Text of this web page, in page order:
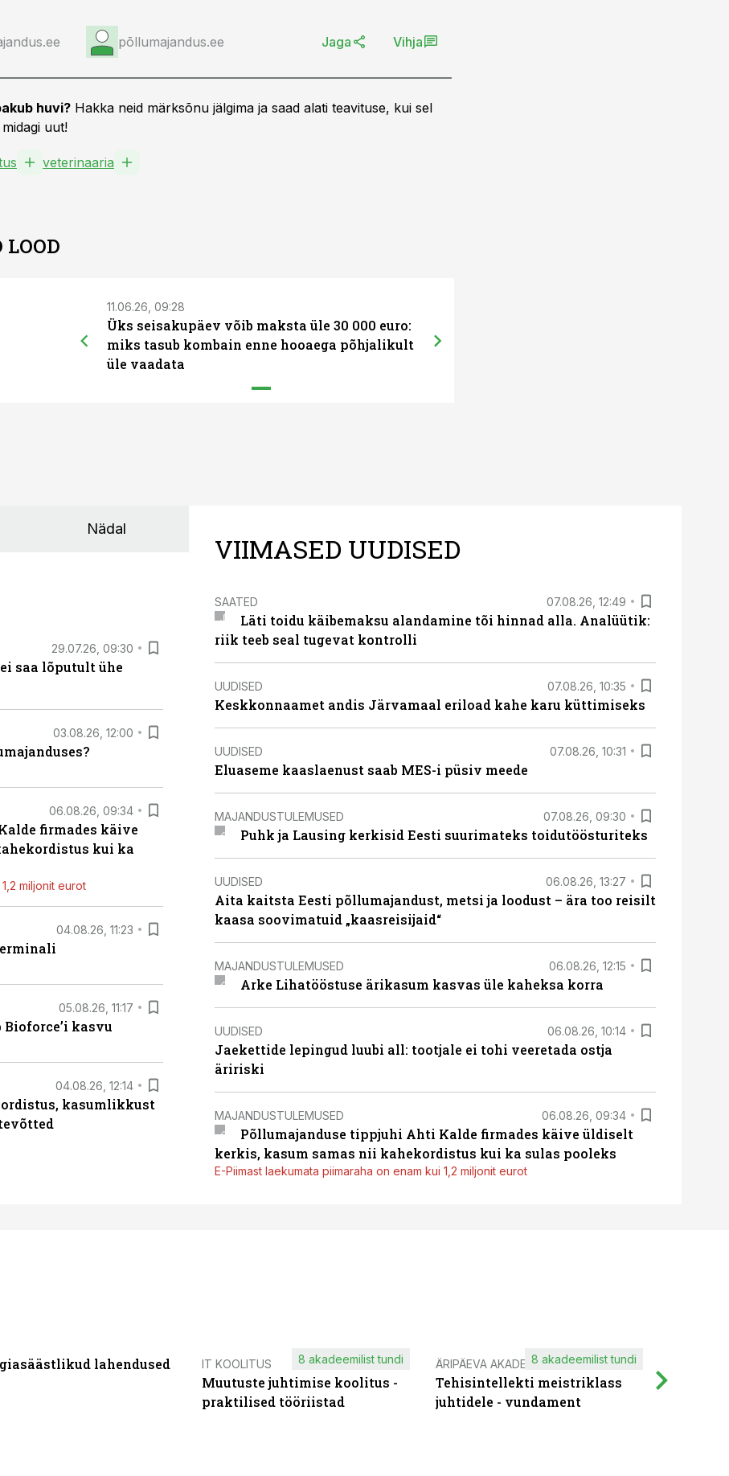
põllumajandus.ee Jaga Vihja
huvi? Hakka neid märksõnu jälgima ja saad alati teavituse, kui sel
uut!
veterinaaria
LOOD
11.06.26, 09:28
Üks seisakupäev võib maksta üle 30 000 euro:
miks tasub kombain enne hooaega põhjalikult
üle vaadata
Nädal
29.07.26, 09:30
saa lõputult ühe
03.08.26, 12:00
06.08.26, 09:34
firmades käive
kui ka
miljonit eurot
04.08.26, 11:23
05.08.26, 11:17
kasvu
04.08.26, 12:14
kasumlikkust
VIIMASED UUDISED
SAATED 07.08.26, 12:49
Läti toidu käibemaksu alandamine tõi hinnad alla. Analüütik:
riik teeb seal tugevat kontrolli
UUDISED 07.08.26, 10:35
Keskkonnaamet andis Järvamaal eriload kahe karu küttimiseks
UUDISED 07.08.26, 10:31
Eluaseme kaaslaenust saab MES-i püsiv meede
MAJANDUSTULEMUSED 07.08.26, 09:30
Puhk ja Lausing kerkisid Eesti suurimateks toidutöösturiteks
UUDISED 06.08.26, 13:27
Aita kaitsta Eesti põllumajandust, metsi ja loodust – ära too reisilt
kaasa soovimatuid „kaasreisijaid“
MAJANDUSTULEMUSED 06.08.26, 12:15
Arke Lihatööstuse ärikasum kasvas üle kaheksa korra
UUDISED 06.08.26, 10:14
Jaekettide lepingud luubi all: tootjale ei tohi veeretada ostja
äririski
MAJANDUSTULEMUSED 06.08.26, 09:34
Põllumajanduse tippjuhi Ahti Kalde firmades käive üldiselt
kerkis, kasum samas nii kahekordistus kui ka sulas pooleks
E-Piimast laekumata piimaraha on enam kui 1,2 miljonit eurot
lahendused
IT KOOLITUS
Muutuste juhtimise koolitus -
praktilised tööriistad
8 akadeemilist tundi ÄRIPÄEVA AKADEEMIA
Tehisintellekti meistriklass
juhtidele - vundament
8 akadeemilist tundi